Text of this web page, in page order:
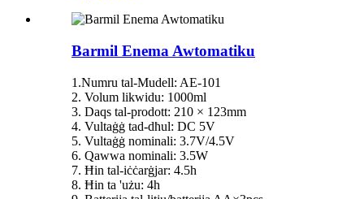
Barmil Enema Awtomatiku
1.Numru tal-Mudell: AE-101
2. Volum likwidu: 1000ml
3. Daqs tal-prodott: 210 × 123mm
4. Vultaġġ tad-dħul: DC 5V
5. Vultaġġ nominali: 3.7V/4.5V
6. Qawwa nominali: 3.5W
7. Ħin tal-iċċarġjar: 4.5h
8. Ħin ta 'użu: 4h